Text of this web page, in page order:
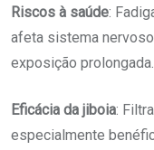
Riscos à saúde:
afeta sistema
exposição prolongada.
Eficácia da jiboia:
especialmente